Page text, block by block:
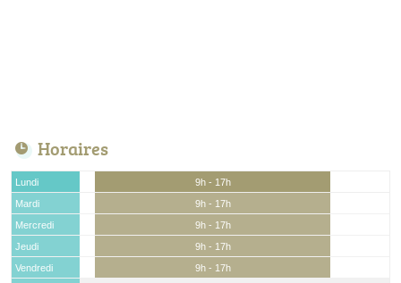
Horaires
Lundi
9h - 17h
Mardi
9h - 17h
Mercredi
9h - 17h
Jeudi
9h - 17h
Vendredi
9h - 17h